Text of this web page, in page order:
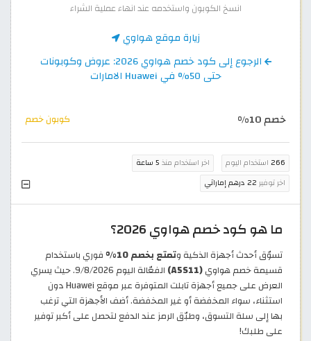
انسخ الكوبون واستخدمه عند انهاء عملية الشراء
زيارة موقع هواوي
الرجوع إلى كود خصم هواوي 2026: عروض وكوبونات
حتى 50% في Huawei الامارات
خصم 10% كوبون خصم
266 استخدام اليوم اخر استخدام منذ 5 ساعة
اخر توفير 22 درهم إماراتي
ما هو كود خصم هواوي 2026؟
تسوّق أحدث أجهزة الذكية وتمتع بخصم 10%
فوري باستخدام
قسيمة خصم هواوي(A5S11)
الفعّالة اليوم 9/8/2026. حيث يسري
العرض على جميع أجهزة تابلت المتوفرة عبر موقع Huawei دون
استثناء، سواء المخفضة أو غير المخفضة. أضف الأجهزة التي ترغب
بها إلى سلة التسوق، وطبّق الرمز عند الدفع لتحصل على أكبر توفير
على طلبك!